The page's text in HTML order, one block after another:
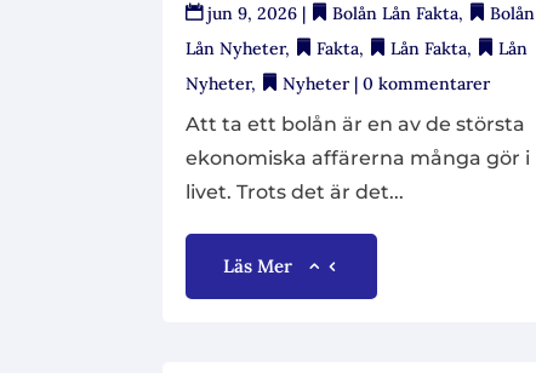
jun 9, 2026 | Bolån Lån Fakta,
Bolån
Lån Nyheter, Fakta, Lån Fakta,
Lån
Nyheter, Nyheter| 0 kommentarer
Att ta ett bolån är en av de största
ekonomiska affärerna många gör i
livet. Trots det är det...
Läs Mer